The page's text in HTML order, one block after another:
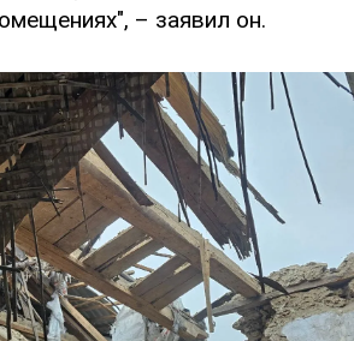
– заявил он.